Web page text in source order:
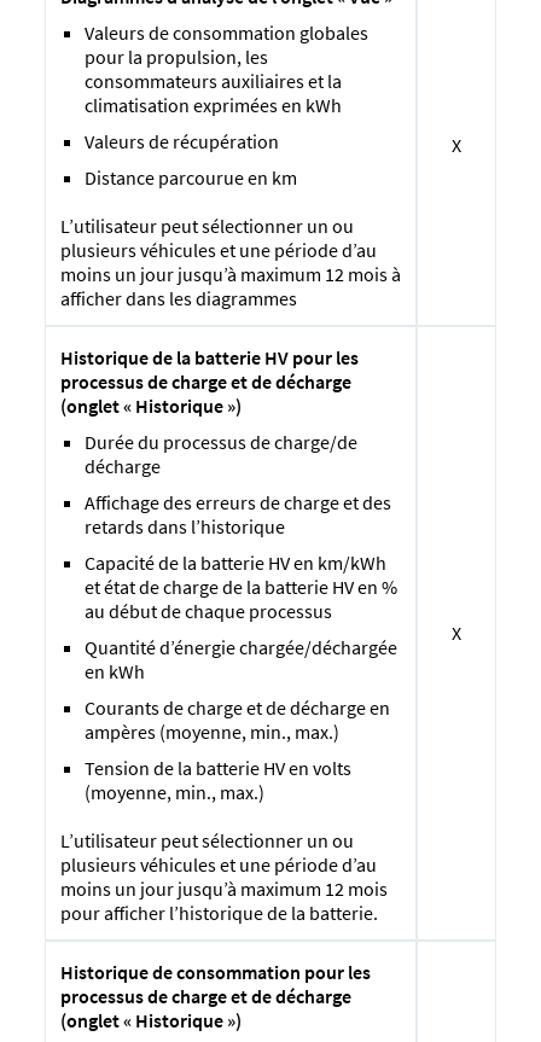
Valeurs de consommation globales
pour la propulsion, les
consommateurs auxiliaires et la
climatisation exprimées en kWh
Valeurs de récupération
Distance parcourue en km
L’utilisateur peut sélectionner un ou
plusieurs véhicules et une période d’au
moins un jour jusqu’à maximum 12 mois à
afficher dans les diagrammes
X
Historique de la batterie HV pour les
processus de charge et de décharge
(onglet « Historique »)
Durée du processus de charge/de
décharge
Affichage des erreurs de charge et des
retards dans l’historique
Capacité de la batterie HV en km/kWh
et état de charge de la batterie HV en %
au début de chaque processus
Quantité d’énergie chargée/déchargée
en kWh
Courants de charge et de décharge en
ampères (moyenne, min., max.)
Tension de la batterie HV en volts
(moyenne, min., max.)
L’utilisateur peut sélectionner un ou
plusieurs véhicules et une période d’au
moins un jour jusqu’à maximum 12 mois
pour afficher l’historique de la batterie.
X
Historique de consommation pour les
processus de charge et de décharge
(onglet « Historique »)